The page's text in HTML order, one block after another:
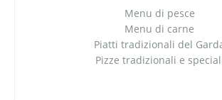
Menu di pesce
Menu di carne
Piatti tradizionali del
Pizze tradizionali e